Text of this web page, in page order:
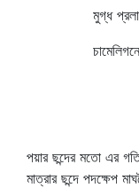
মুগ্ধ প্রলাপ;
চামেলিগন্ধে
পয়ার ছন্দের মতো এর
মাত্রার ছন্দে পদক্ষেপ